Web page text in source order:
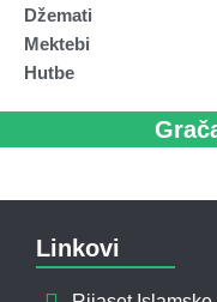
Džemati
Mektebi
Hutbe
Linkovi